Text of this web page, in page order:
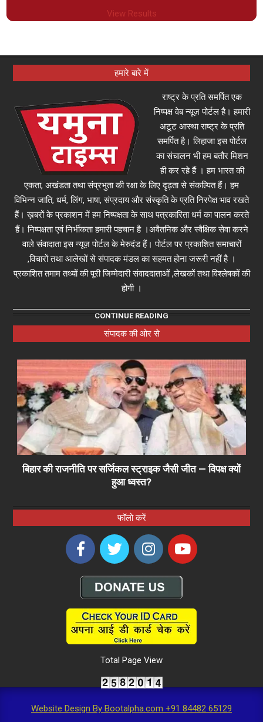
View Results
हमारे बारे में
राष्ट्र के प्रति समर्पित एक
निष्पक्ष वेब न्यूज़ पोर्टल है। हमारी
अटूट आस्था राष्ट्र के प्रति
समर्पित है। लिहाजा इस पोर्टल
का संचालन भी हम बतौर मिशन
ही कर रहे हैं । हम भारत की
एकता, अखंडता तथा संप्रभुता की रक्षा के लिए दृढ़ता से संकल्पित हैं। हम
विभिन्न जाति, धर्म, लिंग, भाषा, संप्रदाय और संस्कृति के प्रति निरपेक्ष भाव रखते
हैं। ख़बरों के प्रकाशन में हम निष्पक्षता के साथ पत्रकारिता धर्म का पालन करते
हैं। निष्पक्षता एवं निर्भीकता हमारी पहचान है ।अवैतनिक और स्वैक्षिक सेवा करने
वाले संवादाता इस न्यूज़ पोर्टल के मेरुदंड हैं। पोर्टल पर प्रकाशित समाचारों
,विचारों तथा आलेखों से संपादक मंडल का सहमत होना जरूरी नहीं है ।
प्रकाशित तमाम तथ्यों की पूरी जिम्मेदारी संवाददाताओं ,लेखकों तथा विश्लेषकों की
होगी ।
CONTINUE READING
संपादक की ओर से
बिहार की राजनीति पर सर्जिकल स्ट्राइक जैसी जीत — विपक्ष क्यों
हुआ ध्वस्त?
फॉलो करें
Total Page View
Website Design By Bootalpha.com +91 84482 65129